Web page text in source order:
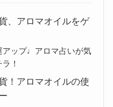
、アロマオイルをゲ
アップ♩アロマ占いが気
！
！アロマオイルの使